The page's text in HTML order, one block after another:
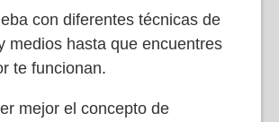
con diferentes técnicas de
medios hasta que encuentres
te funcionan.
mejor el concepto de